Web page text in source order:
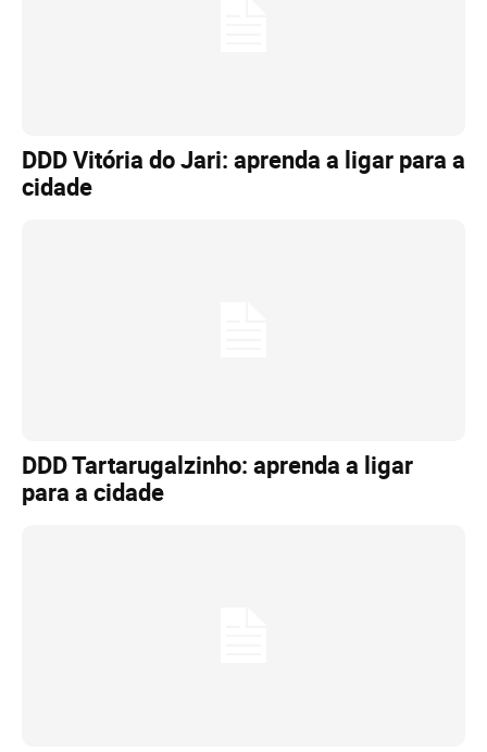
DDD Vitória do Jari: aprenda a ligar para a
cidade
DDD Tartarugalzinho: aprenda a ligar
para a cidade